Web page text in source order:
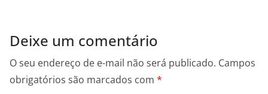
Deixe um comentário
O seu endereço de e-mail não será publicado. Campos
obrigatórios são marcados com *